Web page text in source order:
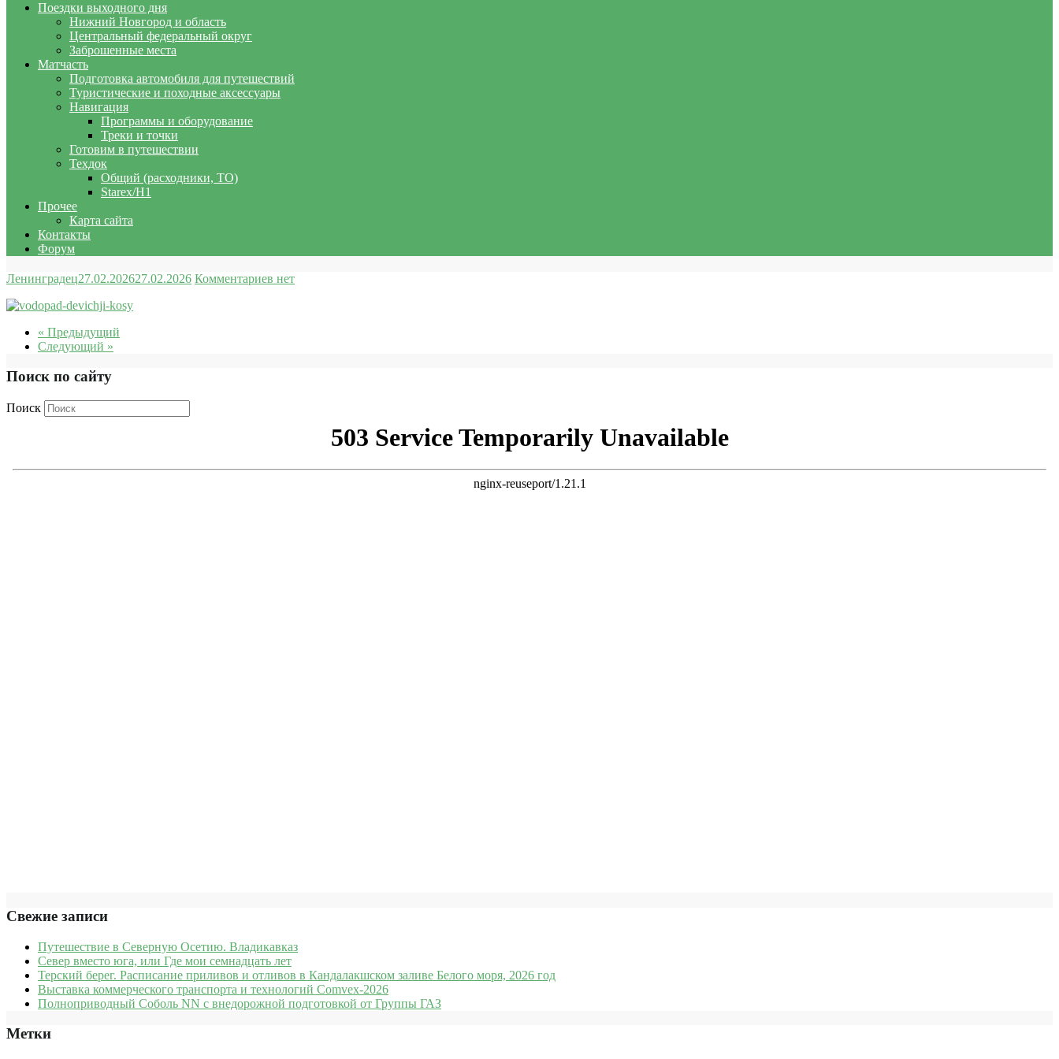
Поездки выходного дня
Нижний Новгород и область
Центральный федеральный округ
Заброшенные места
Матчасть
Подготовка автомобиля для путешествий
Туристические и походные аксессуары
Навигация
Программы и оборудование
Треки и точки
Готовим в путешествии
Техдок
Общий (расходники, ТО)
Starex/H1
Прочее
Карта сайта
Контакты
Форум
Ленинградец27.02.202627.02.2026 Комментариев нет
« Предыдущий
Следующий »
Поиск по сайту
Поиск
Свежие записи
Путешествие в Северную Осетию. Владикавказ
Север вместо юга, или Где мои семнадцать лет
Терский берег. Расписание приливов и отливов в Кандалакшском заливе Белого моря, 2026 год
Выставка коммерческого транспорта и технологий Comvex-2026
Полноприводный Соболь NN с внедорожной подготовкой от Группы ГАЗ
Метки